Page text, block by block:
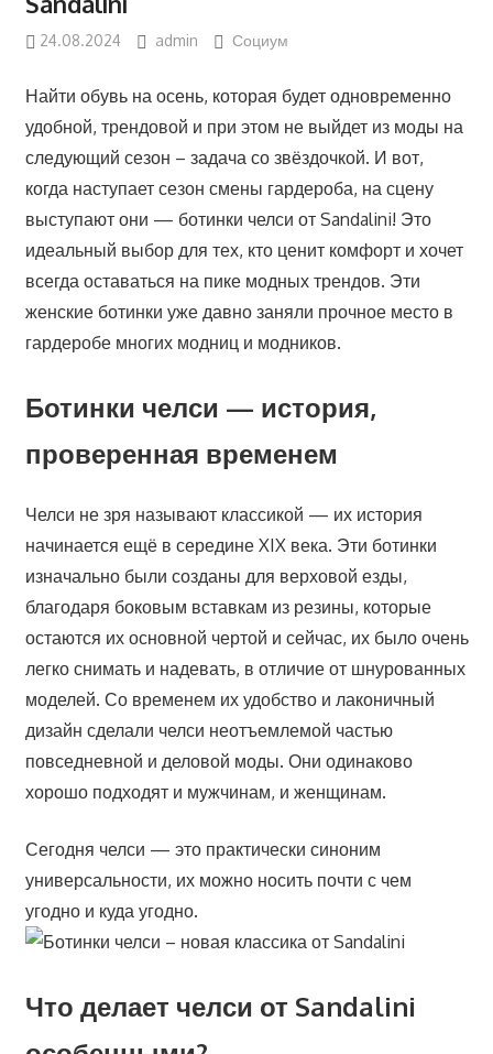
24.08.2024 admin Социум
Найти обувь на осень, которая будет одновременно
удобной, трендовой и при этом не выйдет из моды на
следующий сезон – задача со звёздочкой. И вот,
когда наступает сезон смены гардероба, на сцену
выступают они — ботинки челси от Sandalini! Это
идеальный выбор для тех, кто ценит комфорт и хочет
всегда оставаться на пике модных трендов. Эти
женские ботинки уже давно заняли прочное место в
гардеробе многих модниц и модников.
Ботинки челси — история,
проверенная временем
Челси не зря называют классикой — их история
начинается ещё в середине XIX века. Эти ботинки
изначально были созданы для верховой езды,
благодаря боковым вставкам из резины, которые
остаются их основной чертой и сейчас, их было очень
легко снимать и надевать, в отличие от шнурованных
моделей. Со временем их удобство и лаконичный
дизайн сделали челси неотъемлемой частью
повседневной и деловой моды. Они одинаково
хорошо подходят и мужчинам, и женщинам.
Сегодня челси — это практически синоним
универсальности, их можно носить почти с чем
угодно и куда угодно.
Что делает челси от Sandalini